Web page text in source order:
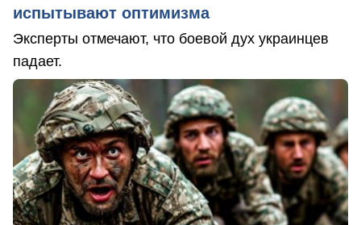
испытывают оптимизма
Эксперты отмечают, что боевой дух украинцев
падает.